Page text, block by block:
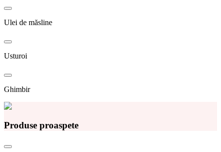
Ulei de măsline
Usturoi
Ghimbir
Produse proaspete